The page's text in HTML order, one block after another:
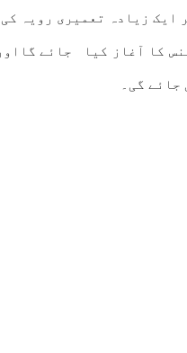
زیادہ تعمیری رویہ
میں، انھوں نے کہا، بین الاقوامی سولر الائنس
گی۔